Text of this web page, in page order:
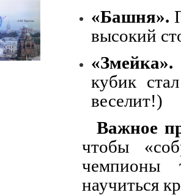
«Башня».
высокий
«Змейка».
кубик
веселит!)
Важное
чтобы
чемпионы
научиться